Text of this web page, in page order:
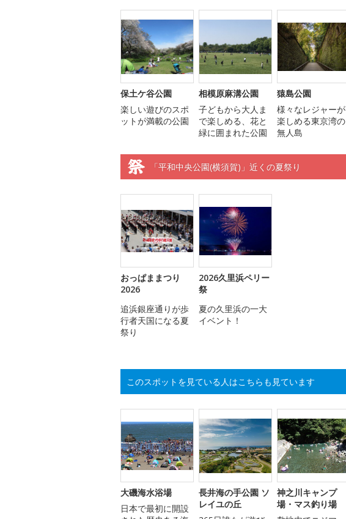
保土ケ谷公園
楽しい遊びのスポ
ットが満載の公園
相模原麻溝公園
子どもから大人ま
で楽しめる、花と
緑に囲まれた公園
猿島公園
様々なレジャーが
楽しめる東京湾の
無人島
「平和中央公園(横須賀)」近くの夏祭り
おっぱままつり
2026
追浜銀座通りが歩
行者天国になる夏
祭り
2026久里浜ペリー
祭
夏の久里浜の一大
イベント！
このスポットを見ている人はこちらも見ています
大磯海水浴場
日本で最初に開設
長井海の手公園 ソ
レイユの丘
神之川キャンプ
場・マス釣り場